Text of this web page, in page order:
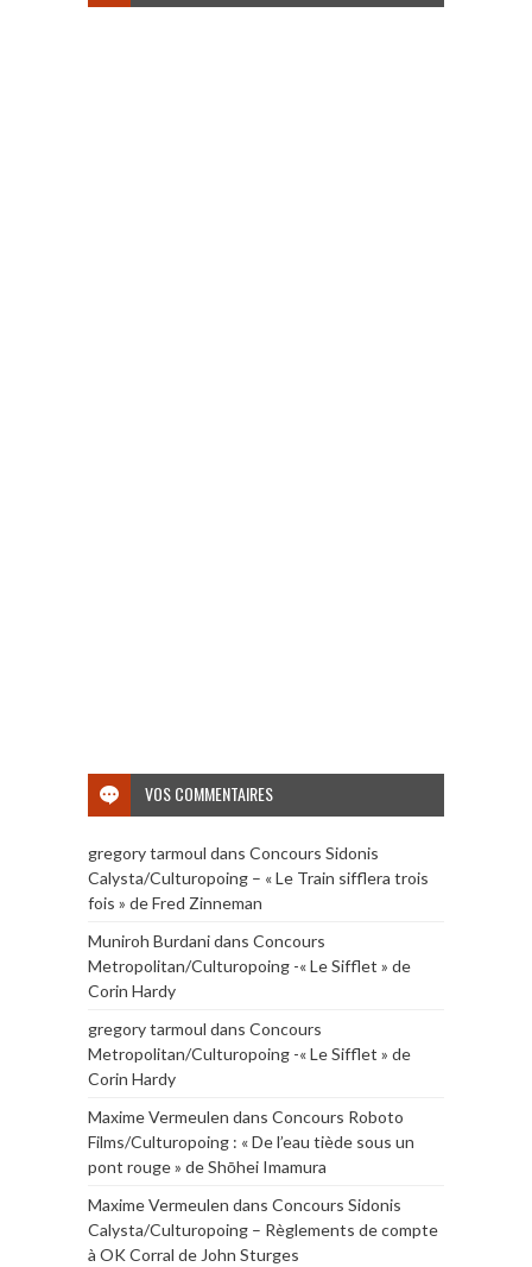
VOS COMMENTAIRES
gregory tarmoul dans Concours Sidonis
Calysta/Culturopoing – « Le Train sifflera trois
fois » de Fred Zinneman
Muniroh Burdanidans Concours
Metropolitan/Culturopoing -« Le Sifflet » de
Corin Hardy
gregory tarmoul dans Concours
Metropolitan/Culturopoing -« Le Sifflet » de
Corin Hardy
Maxime Vermeulen dans Concours Roboto
Films/Culturopoing : « De l’eau tiède sous un
pont rouge » de Shōhei Imamura
Maxime Vermeulen dans Concours Sidonis
Calysta/Culturopoing – Règlements de compte
à OK Corral de John Sturges